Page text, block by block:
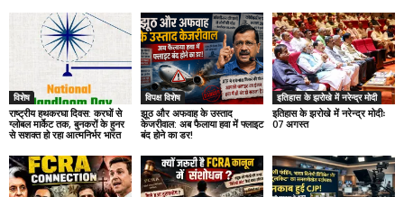
विशेष
राष्ट्रीय हथकरघा दिवस: करघों से
ग्लोबल मार्केट तक, बुनकरों के हुनर
से सशक्त हो रहा आत्मनिर्भर भारत
विपक्ष विशेष
झूठ और अफवाह के उस्ताद
केजरीवाल: अब फैलाया हवा में फ्लाइट
बंद होने का डर!
इतिहास के झरोखे में नरेन्द्र मोदी
इतिहास के झरोखे में नरेन्द्र मोदीः
07 अगस्त